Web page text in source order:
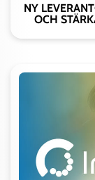
NY
OCH